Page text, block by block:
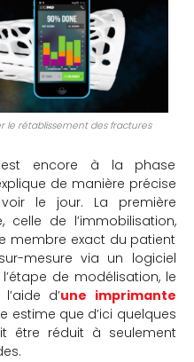
le rétablissement des fractures
encore à la phase
de manière précise
le jour. La première
celle de l’immobilisation,
membre exact du patient
mesure via un logiciel
de modélisation, le
d’une imprimante
estime que d’ici quelques
être réduit à seulement